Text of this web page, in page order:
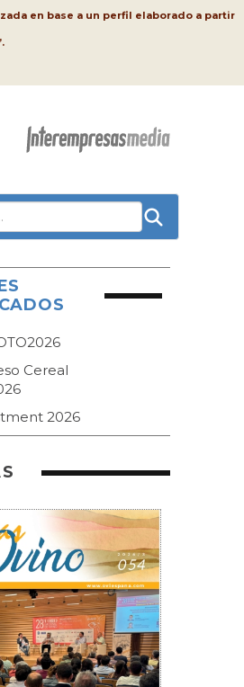
en base a un perfil elaborado a partir